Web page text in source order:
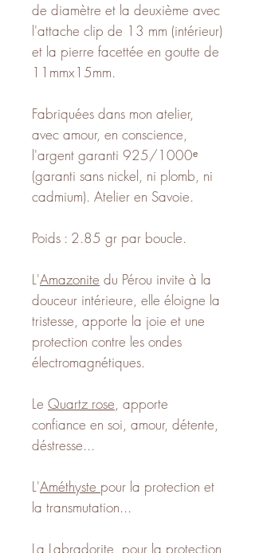
de diamètre et la deuxième avec
l'attache clip de 13 mm (intérieur)
et la pierre facettée en goutte de
11mmx15mm.
Fabriquées dans mon atelier,
avec amour, en conscience,
l'argent garanti 925/1000ᵉ
(garanti sans nickel, ni plomb, ni
cadmium). Atelier en Savoie.
Poids : 2.85 gr par boucle.
L'Amazonite du Pérou invite à la
douceur intérieure, elle éloigne la
tristesse, apporte la joie et une
protection contre les ondes
électromagnétiques.
Le Quartz rose, apporte
confiance en soi, amour, détente,
déstresse...
L'Améthyste pour la protection et
la transmutation...
La Labradorite pour la protection